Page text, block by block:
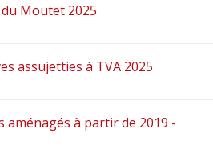
Moutet 2025
assujetties à TVA 2025
aménagés à partir de 2019 -